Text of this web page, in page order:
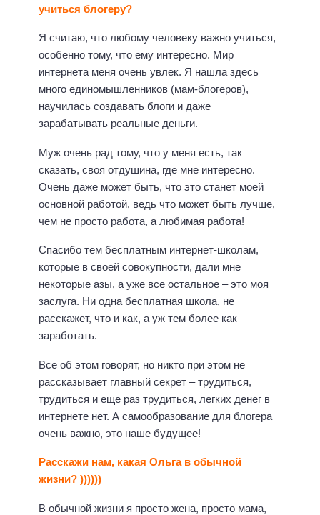
учиться блогеру?
Я считаю, что любому человеку важно учиться,
особенно тому, что ему интересно. Мир
интернета меня очень увлек. Я нашла здесь
много единомышленников (мам-блогеров),
научилась создавать блоги и даже
зарабатывать реальные деньги.
Муж очень рад тому, что у меня есть, так
сказать, своя отдушина, где мне интересно.
Очень даже может быть, что это станет моей
основной работой, ведь что может быть лучше,
чем не просто работа, а любимая работа!
Спасибо тем бесплатным интернет-школам,
которые в своей совокупности, дали мне
некоторые азы, а уже все остальное – это моя
заслуга. Ни одна бесплатная школа, не
расскажет, что и как, а уж тем более как
заработать.
Все об этом говорят, но никто при этом не
рассказывает главный секрет – трудиться,
трудиться и еще раз трудиться, легких денег в
интернете нет. А самообразование для блогера
очень важно, это наше будущее!
Расскажи нам, какая Ольга в обычной
жизни? ))))))
В обычной жизни я просто жена, просто мама,